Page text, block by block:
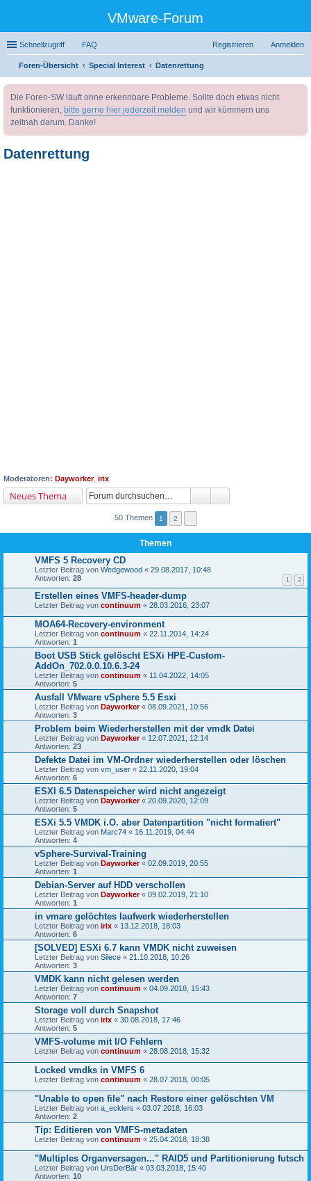
VMware-Forum
Schnellzugriff FAQ Anmelden
Registrieren
Foren-Übersicht Special Interest
Datenrettung
Die Foren-SW läuft ohne erkennbare Probleme. Sollte doch etwas nicht
funktionieren, bitte gerne hier jederzeit melden und wir kümmern uns
zeitnah darum. Danke!
Datenrettung
Moderatoren: Dayworker, irix
Neues Thema
50 Themen 1 2
Themen
VMFS 5 Recovery CD
Letzter Beitrag von Wedgewood « 29.08.2017, 10:48
Antworten: 28 1 2
Erstellen eines VMFS-header-dump
Letzter Beitrag von continuum « 28.03.2016, 23:07
MOA64-Recovery-environment
Letzter Beitrag von continuum « 22.11.2014, 14:24
Antworten: 1
Boot USB Stick gelöscht ESXi HPE-Custom-
AddOn_702.0.0.10.6.3-24
Letzter Beitrag von continuum « 11.04.2022, 14:05
Antworten: 5
Ausfall VMware vSphere 5.5 Esxi
Letzter Beitrag von Dayworker« 08.09.2021, 10:56
Antworten: 3
Problem beim Wiederherstellen mit der vmdk Datei
Letzter Beitrag von Dayworker« 12.07.2021, 12:14
Antworten: 23
Defekte Datei im VM-Ordner wiederherstellen oder löschen
Letzter Beitrag von vm_user « 22.11.2020, 19:04
Antworten: 6
ESXI 6.5 Datenspeicher wird nicht angezeigt
Letzter Beitrag von Dayworker« 20.09.2020, 12:09
Antworten: 5
ESXi 5.5 VMDK i.O. aber Datenpartition "nicht formatiert"
Letzter Beitrag von Marc74 « 16.11.2019, 04:44
Antworten: 4
vSphere-Survival-Training
Letzter Beitrag von Dayworker« 02.09.2019, 20:55
Antworten: 1
Debian-Server auf HDD verschollen
Letzter Beitrag von Dayworker« 09.02.2019, 21:10
Antworten: 1
in vmare gelöchtes laufwerk wiederherstellen
Letzter Beitrag von irix « 13.12.2018, 18:03
Antworten: 6
[SOLVED] ESXi 6.7 kann VMDK nicht zuweisen
Letzter Beitrag von Silece « 21.10.2018, 10:26
Antworten: 3
VMDK kann nicht gelesen werden
Letzter Beitrag von continuum « 04.09.2018, 15:43
Antworten: 7
Storage voll durch Snapshot
Letzter Beitrag von irix « 30.08.2018, 17:46
Antworten: 5
VMFS-volume mit I/O Fehlern
Letzter Beitrag von continuum « 28.08.2018, 15:32
Locked vmdks in VMFS 6
Letzter Beitrag von continuum « 28.07.2018, 00:05
"Unable to open file" nach Restore einer gelöschten VM
Letzter Beitrag von a_ecklers « 03.07.2018, 16:03
Antworten: 2
Tip: Editieren von VMFS-metadaten
Letzter Beitrag von continuum « 25.04.2018, 18:38
"Multiples Organversagen..." RAID5 und Partitionierung futsch
Letzter Beitrag von UrsDerBär « 03.03.2018, 15:40
Antworten: 10